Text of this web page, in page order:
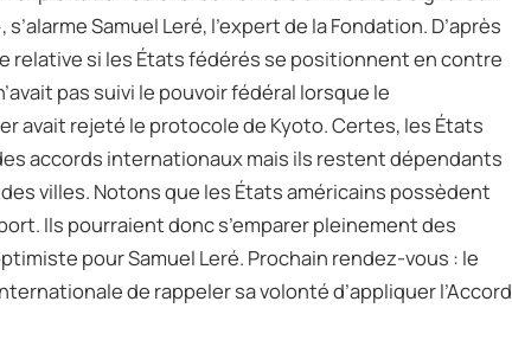
Samuel Leré, l’expert de la Fondation. D’après
relative si les États fédérés se positionnent en contre
pas suivi le pouvoir fédéral lorsque le
avait rejeté le protocole de Kyoto. Certes, les États
accords internationaux mais ils restent dépendants
villes. Notons que les États américains possèdent
Ils pourraient donc s’emparer pleinement des
pour Samuel Leré. Prochain rendez-vous : le
de rappeler sa volonté d’appliquer l’Accord